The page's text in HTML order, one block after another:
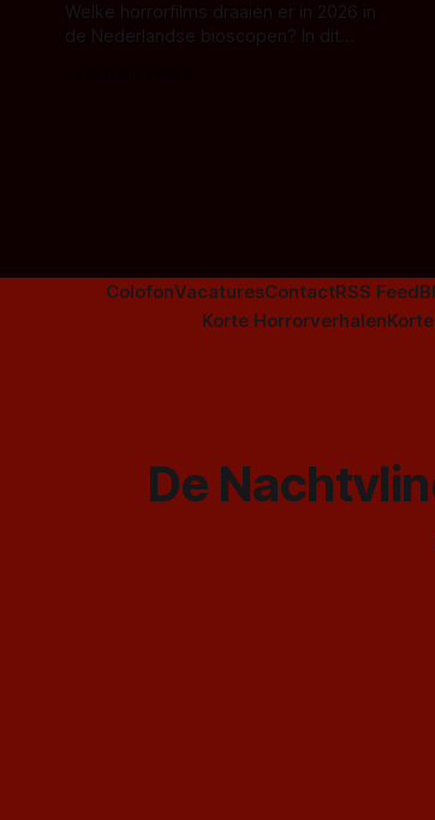
Welke horrorfilms draaien er in 2026 in
de Nederlandse bioscopen? In dit
ColofonVacaturesContactRSS Feed
Korte Horrorverhalen
De